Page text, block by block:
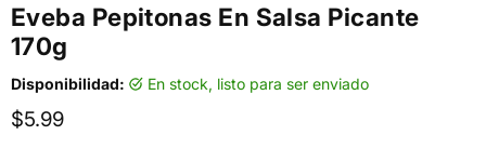
Eveba Pepitonas En Salsa Picante
170g
Disponibilidad: en stock, listo para ser enviado
Precio actual
$5.99